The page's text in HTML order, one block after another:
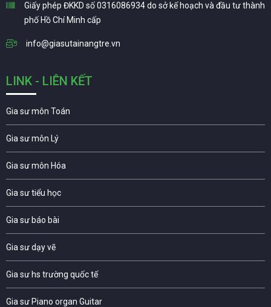
Giấy phép ĐKKD số 0316086934 do sở kế hoạch và đầu tư thành
phố Hồ Chí Minh cấp
info@giasutainangtre.vn
LINK - LIÊN KẾT
Gia sư môn Toán
Gia sư môn Lý
Gia sư môn Hóa
Gia sư tiểu học
Gia sư báo bài
Gia sư dạy vẽ
Gia sư hs trường quốc tế
Gia sư Piano organ Guitar